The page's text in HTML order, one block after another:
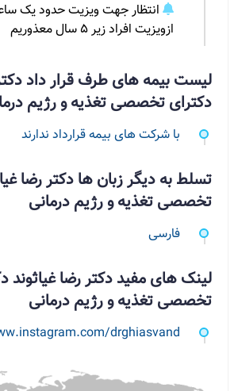
انتظار جهت ویزیت حدود یک
ازویزیت افراد زیر ۵ سال معذوریم
لیست بیمه های طرف قرار داد
دکترای تخصصی تغذیه و رژیم
با شرکت های بیمه قرارداد ندارند
تسلط به دیگر زبان ها دکتر رضا
تخصصی تغذیه و رژیم درمانی
فارسی
لینک های مفید دکتر رضا غیاثوند
تخصصی تغذیه و رژیم درمانی
drghiasvand